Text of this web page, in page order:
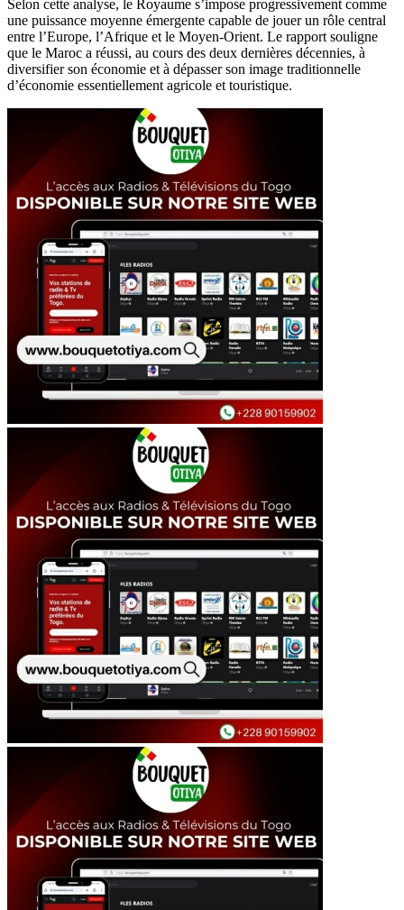
Selon cette analyse, le Royaume s’impose progressivement comme
une puissance moyenne émergente capable de jouer un rôle central
entre l’Europe, l’Afrique et le Moyen-Orient. Le rapport souligne
que le Maroc a réussi, au cours des deux dernières décennies, à
diversifier son économie et à dépasser son image traditionnelle
d’économie essentiellement agricole et touristique.